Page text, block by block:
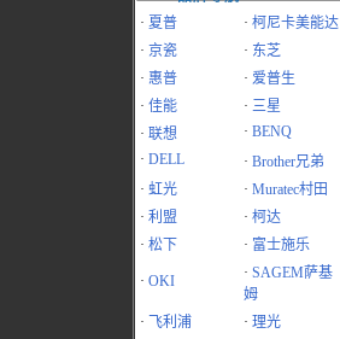
· 夏普 · 柯尼卡美能达
· 京瓷 · 东芝
· 惠普 · 爱普生
· 佳能 · 三星
· 联想 · BENQ
· DELL · Brother兄弟
· 虹光 · Muratec村田
· 利盟 · 柯达
· 松下 · 富士施乐
· OKI · SAGEM萨基
姆
·
飞利浦 · 理光